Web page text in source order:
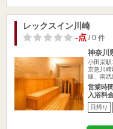
レックスイン川崎
-点/ 0 件
神奈川
小田栄
京急川
線、南武
営業時
入浴料
日帰り